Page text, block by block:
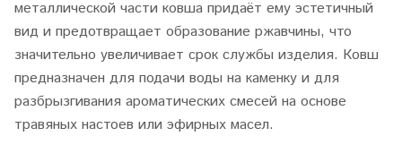
металлической части ковша придаёт ему эстетичный
вид и предотвращает образование ржавчины, что
значительно увеличивает срок службы изделия. Ковш
предназначен для подачи воды на каменку и для
разбрызгивания ароматических смесей на основе
травяных настоев или эфирных масел.